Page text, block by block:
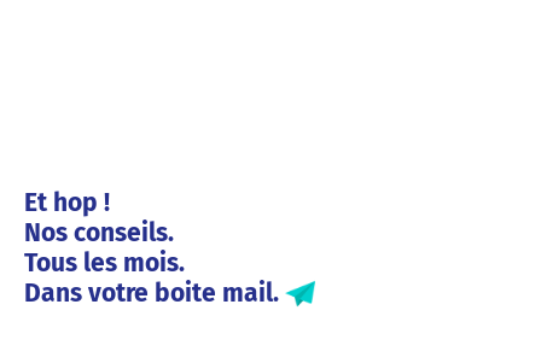
Et hop !
Nos conseils.
Tous les mois.
Dans votre boite mail.